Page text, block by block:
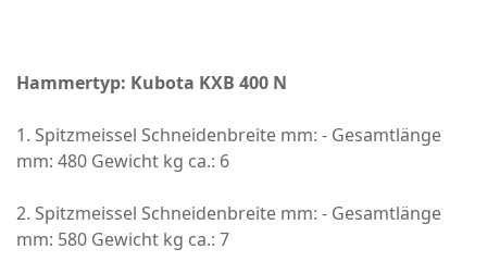
Hammertyp: Kubota KXB 400 N
1. Spitzmeissel Schneidenbreite mm: - Gesamtlänge
mm: 480 Gewicht kg ca.: 6
2. Spitzmeissel Schneidenbreite mm: - Gesamtlänge
mm: 580 Gewicht kg ca.: 7